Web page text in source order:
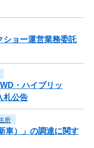
ショー運営業務委託
・ハイブリッ
札公告
所
車）」の調達に関す